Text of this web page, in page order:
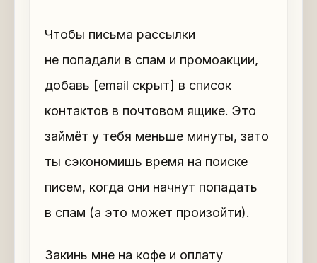
Чтобы письма рассылки
не попадали в спам и промоакции,
добавь [email скрыт] в список
контактов в почтовом ящике. Это
займёт у тебя меньше минуты, зато
ты сэкономишь время на поиске
писем, когда они начнут попадать
в спам (а это может произойти).
Закинь мне на кофе и оплату